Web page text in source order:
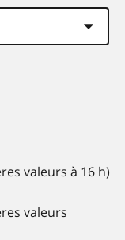
valeurs à 16 h)
valeurs